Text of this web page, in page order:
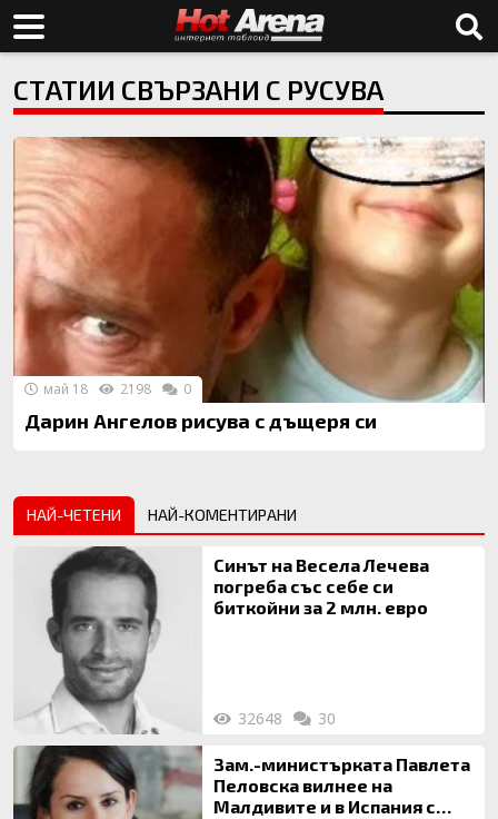
СТАТИИ СВЪРЗАНИ С РУСУВА
Дарин Ангелов рисува с дъщеря си
май 18 2198 0
НАЙ-ЧЕТЕНИ НАЙ-КОМЕНТИРАНИ
Синът на Весела Лечева
погреба със себе си
биткойни за 2 млн. евро
32648 30
Зам.-министърката Павлета
Пеловска вилнее на
Малдивите и в Испания с